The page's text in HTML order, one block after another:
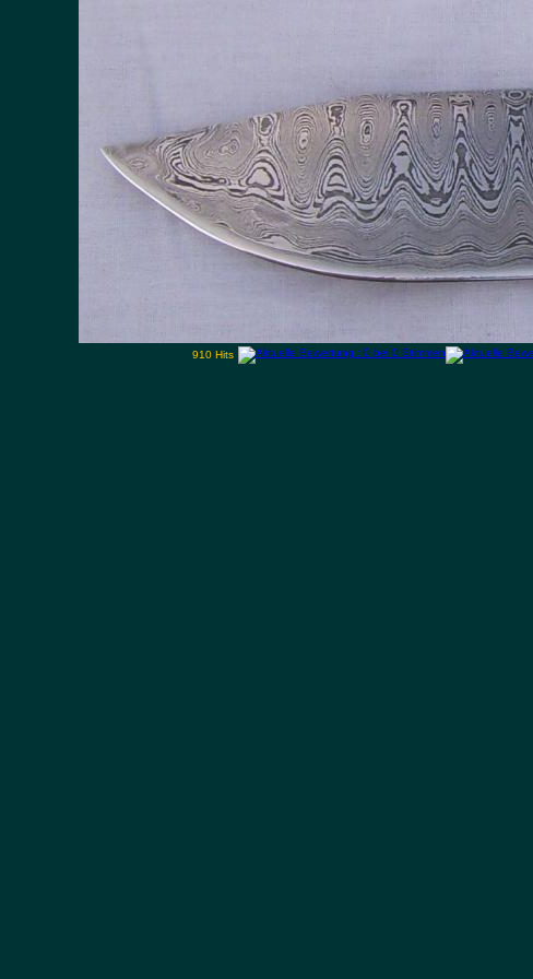
910 Hits